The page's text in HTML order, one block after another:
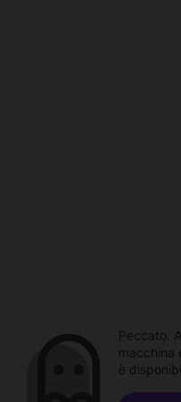
Peccato.
macchina
è